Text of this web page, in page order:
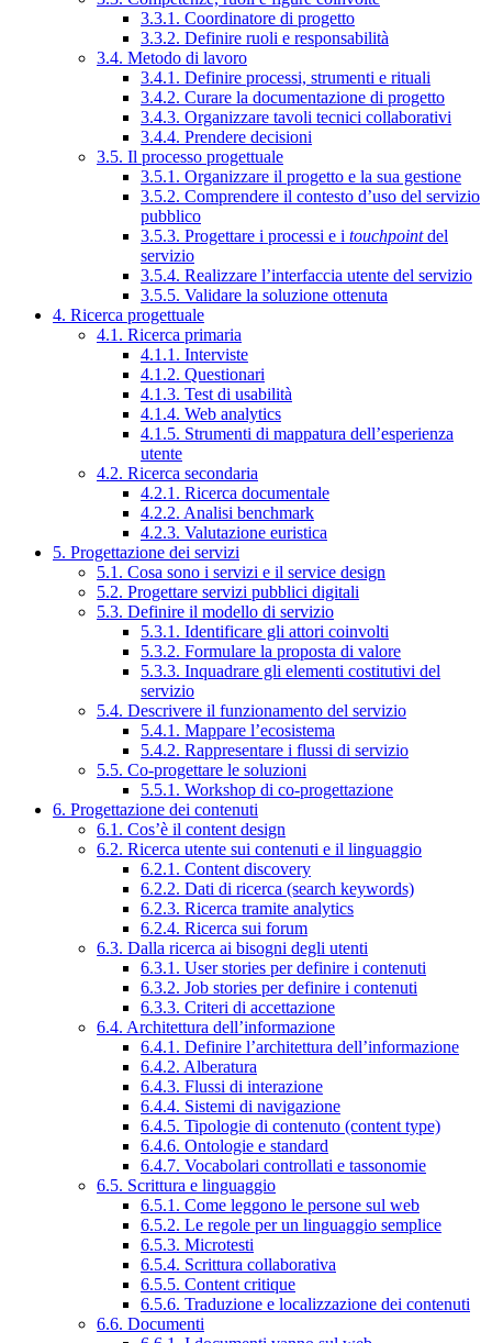
3.3.1. Coordinatore di progetto
3.3.2. Definire ruoli e responsabilità
3.4. Metodo di lavoro
3.4.1. Definire processi, strumenti e rituali
3.4.2. Curare la documentazione di progetto
3.4.3. Organizzare tavoli tecnici collaborativi
3.4.4. Prendere decisioni
3.5. Il processo progettuale
3.5.1. Organizzare il progetto e la sua gestione
3.5.2. Comprendere il contesto d’uso del servizio
pubblico
3.5.3. Progettare i processi e i touchpointdel
servizio
3.5.4. Realizzare l’interfaccia utente del servizio
3.5.5. Validare la soluzione ottenuta
4. Ricerca progettuale
4.1. Ricerca primaria
4.1.1. Interviste
4.1.2. Questionari
4.1.3. Test di usabilità
4.1.4. Web analytics
4.1.5. Strumenti di mappatura dell’esperienza
utente
4.2. Ricerca secondaria
4.2.1. Ricerca documentale
4.2.2. Analisi benchmark
4.2.3. Valutazione euristica
5. Progettazione dei servizi
5.1. Cosa sono i servizi e il service design
5.2. Progettare servizi pubblici digitali
5.3. Definire il modello di servizio
5.3.1. Identificare gli attori coinvolti
5.3.2. Formulare la proposta di valore
5.3.3. Inquadrare gli elementi costitutivi del
servizio
5.4. Descrivere il funzionamento del servizio
5.4.1. Mappare l’ecosistema
5.4.2. Rappresentare i flussi di servizio
5.5. Co-progettare le soluzioni
5.5.1. Workshop di co-progettazione
6. Progettazione dei contenuti
6.1. Cos’è il content design
6.2. Ricerca utente sui contenuti e il linguaggio
6.2.1. Content discovery
6.2.2. Dati di ricerca (search keywords)
6.2.3. Ricerca tramite analytics
6.2.4. Ricerca sui forum
6.3. Dalla ricerca ai bisogni degli utenti
6.3.1. User stories per definire i contenuti
6.3.2. Job stories per definire i contenuti
6.3.3. Criteri di accettazione
6.4. Architettura dell’informazione
6.4.1. Definire l’architettura dell’informazione
6.4.2. Alberatura
6.4.3. Flussi di interazione
6.4.4. Sistemi di navigazione
6.4.5. Tipologie di contenuto (content type)
6.4.6. Ontologie e standard
6.4.7. Vocabolari controllati e tassonomie
6.5. Scrittura e linguaggio
6.5.1. Come leggono le persone sul web
6.5.2. Le regole per un linguaggio semplice
6.5.3. Microtesti
6.5.4. Scrittura collaborativa
6.5.5. Content critique
6.5.6. Traduzione e localizzazione dei contenuti
6.6. Documenti